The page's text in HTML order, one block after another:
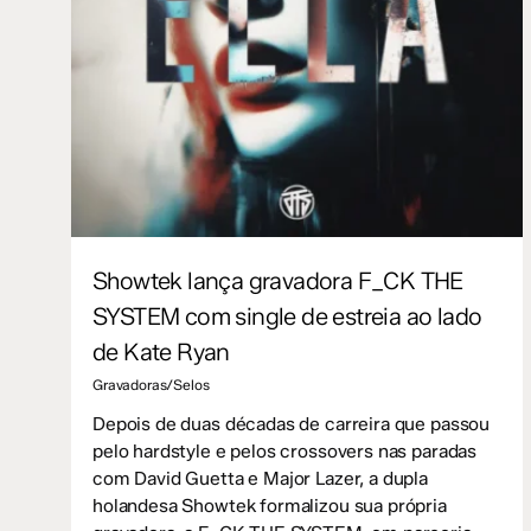
Showtek lança gravadora F_CK THE
SYSTEM com single de estreia ao lado
de Kate Ryan
Gravadoras/Selos
Depois de duas décadas de carreira que passou
pelo hardstyle e pelos crossovers nas paradas
com David Guetta e Major Lazer, a dupla
holandesa Showtek formalizou sua própria